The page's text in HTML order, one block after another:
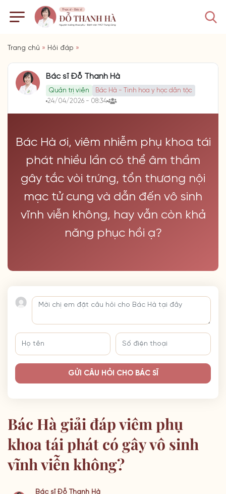
Trang chủ » Hỏi đáp »
Bác sĩ Đỗ Thanh Hà
Quản trị viên
Bác Hà - Tinh hoa y học dân tộc
24/04/2026 - 08:34
Bác Hà ơi, viêm nhiễm phụ khoa tái
phát nhiều lần có thể âm thầm
gây tắc vòi trứng, tổn thương nội
mạc tử cung và dẫn đến vô sinh
vĩnh viễn không, hay vẫn còn khả
năng phục hồi ạ?
GỬI CÂU HỎI CHO BÁC SĨ
Bác Hà giải đáp viêm phụ
khoa tái phát có gây vô sinh
vĩnh viễn không?
Bác sĩ Đỗ Thanh Hà